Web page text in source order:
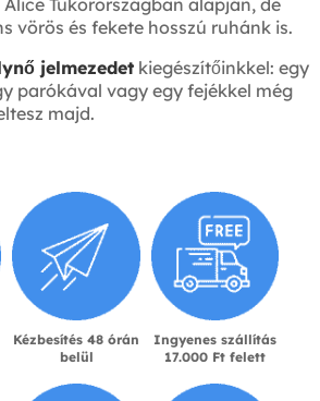
Tükörországban alapján, de
vörös és fekete hosszú ruhánk is.
jelmezedet kiegészítőinkkel: egy
parókával vagy egy fejékkel még
majd.
Kézbesítés 48 órán
belül
Ingyenes szállítás
17.000 Ft felett